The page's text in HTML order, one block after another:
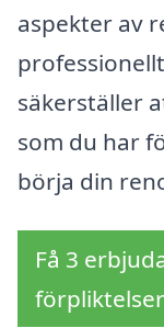
aspekter av
säkerställer
som du har
börja din
Få 3
förpliktelser